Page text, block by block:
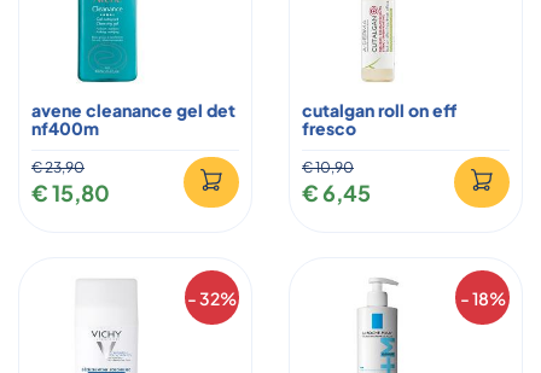
avene cleanance gel det
nf400m
€ 23,90
€ 15,80
cutalgan roll on eff
fresco
€ 10,90
€ 6,45
- 32% - 18%